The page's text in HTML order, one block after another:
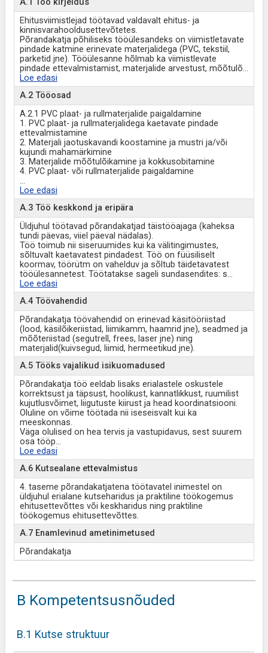
A.1 Töö kirjeldus
Ehitusviimistlejad töötavad valdavalt ehitus- ja
kinnisvarahooldusettevõtetes.
Põrandakatja põhiliseks tööülesandeks on viimistletavate
pindade katmine erinevate materjalidega (PVC, tekstiil,
parketid jne). Tööülesanne hõlmab ka viimistlevate
pindade ettevalmistamist, materjalide arvestust, mõõtulõ...
Loe edasi
A.2 Tööosad
A.2.1 PVC plaat- ja rullmaterjalide paigaldamine
1. PVC plaat- ja rullmaterjalidega kaetavate pindade
ettevalmistamine
2. Materjali jaotuskavandi koostamine ja mustri ja/või
kujundi mahamärkimine
3. Materjalide mõõtulõikamine ja kokkusobitamine
4. PVC plaat- või rullmaterjalide paigaldamine
...
Loe edasi
A.3 Töö keskkond ja eripära
Üldjuhul töötavad põrandakatjad täistööajaga (kaheksa
tundi päevas, viiel päeval nädalas).
Töö toimub nii siseruumides kui ka välitingimustes,
sõltuvalt kaetavatest pindadest. Töö on füüsiliselt
koormav, töörütm on vahelduv ja sõltub täidetavatest
tööülesannetest. Töötatakse sageli sundasendites: s...
Loe edasi
A.4 Töövahendid
Põrandakatja töövahendid on erinevad käsitööriistad
(lood, käsilõikeriistad, liimikamm, haamrid jne), seadmed ja
mõõteriistad (segutrell, frees, laser jne) ning
materjalid(kuivsegud, liimid, hermeetikud jne).
A.5 Tööks vajalikud isikuomadused
Põrandakatja töö eeldab lisaks erialastele oskustele
korrektsust ja täpsust, hoolikust, kannatlikkust, ruumilist
kujutlusvõimet, liigutuste kiirust ja head koordinatsiooni.
Oluline on võime töötada nii iseseisvalt kui ka
meeskonnas.
Väga olulised on hea tervis ja vastupidavus, sest suurem
osa tööp...
Loe edasi
A.6 Kutsealane ettevalmistus
4. taseme põrandakatjatena töötavatel inimestel on
üldjuhul erialane kutseharidus ja praktiline töökogemus
ehitusettevõttes või keskharidus ning praktiline
töökogemus ehitusettevõttes.
A.7 Enamlevinud ametinimetused
Põrandakatja
B Kompetentsusnõuded
B.1 Kutse struktuur